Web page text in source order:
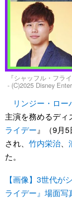
『シャッフル・フラ
- (C)2025 Disney
リンジー・ロー
主演を務めるディ
ライデー』（9月
され、 竹内栄治、
た。
【画像】3世代が
ライデー』場面写